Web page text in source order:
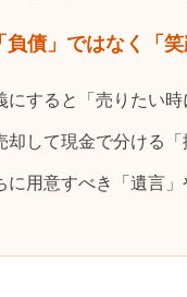
債」ではなく「
にすると「売りたい
却して現金で分ける
に用意すべき「遺言